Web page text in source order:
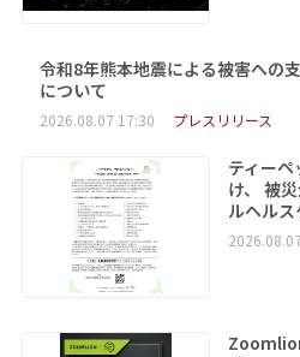
令和8年熊本地震による被害への
について
2026.08.07 17:30 プレスリリース
ティー
け、 被
ルヘル